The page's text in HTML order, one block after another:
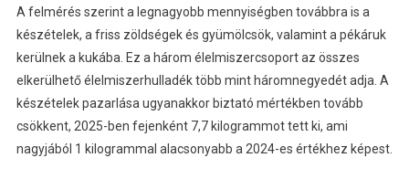
A felmérés szerint a legnagyobb mennyiségben továbbra is a
készételek, a friss zöldségek és gyümölcsök, valamint a pékáruk
kerülnek a kukába. Ez a három élelmiszercsoport az összes
elkerülhető élelmiszerhulladék több mint háromnegyedét adja. A
készételek pazarlása ugyanakkor biztató mértékben tovább
csökkent, 2025-ben fejenként 7,7 kilogrammot tett ki, ami
nagyjából 1 kilogrammal alacsonyabb a 2024-es értékhez képest.